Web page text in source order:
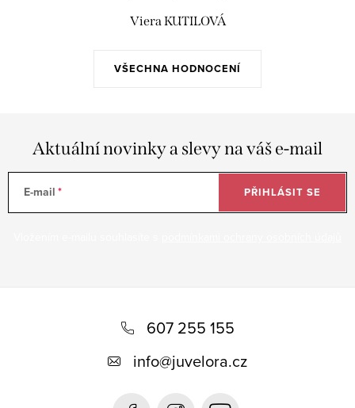
VŠECHNA HODNOCENÍ
Viera KUTILOVÁ
Aktuální novinky a slevy na váš e-mail
E-mail PŘIHLÁSIT SE
607 255 155
info@juvelora.cz